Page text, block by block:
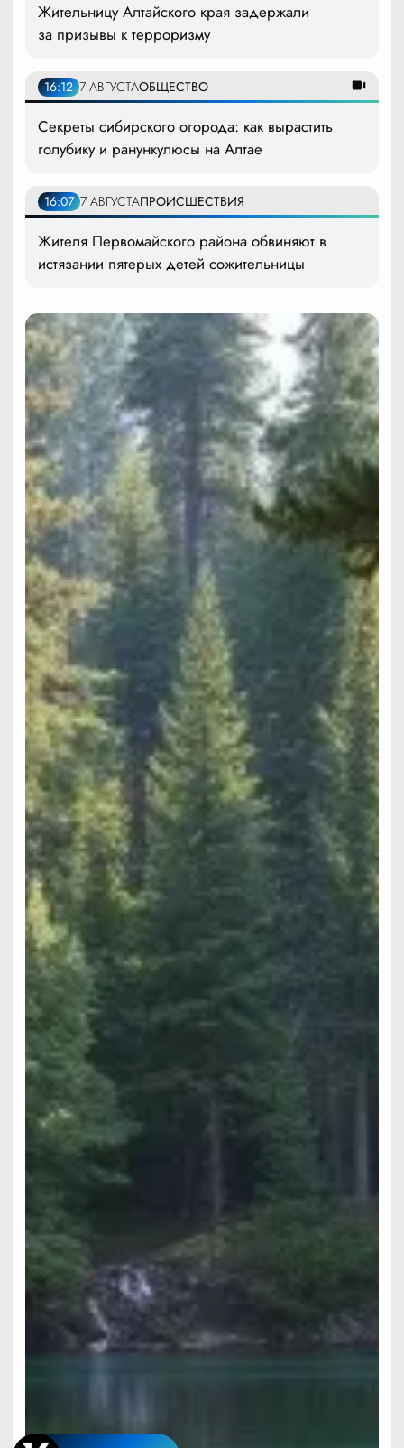
Жительницу Алтайского края задержали
за призывы к терроризму
16:12 7 АВГУСТАОБЩЕСТВО
Секреты сибирского огорода: как вырастить
голубику и ранункулюсы на Алтае
16:07 7 АВГУСТАПРОИСШЕСТВИЯ
Жителя Первомайского района обвиняют в
истязании пятерых детей сожительницы